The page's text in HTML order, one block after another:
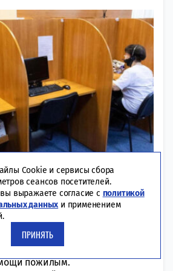
ОБЩЕСТВО
жителей
Минздрава РТ,
РТ и Общественной палаты
уже 6 мая организуют горячую
оказания медицинской и
пожилым.
Cookie и сервисы сбора
сеансов посетителей.
выражаете согласие с политикой
данных и применением
ПРИНЯТЬ